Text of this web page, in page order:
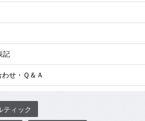
記
せ・Ｑ＆Ａ
ティック